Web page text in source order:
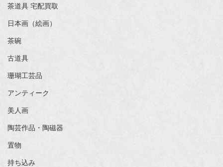
茶道具 宅配買取
日本画（絵画）
茶碗
古道具
珊瑚工芸品
アンティーク
美人画
陶芸作品・陶磁器
置物
持ち込み